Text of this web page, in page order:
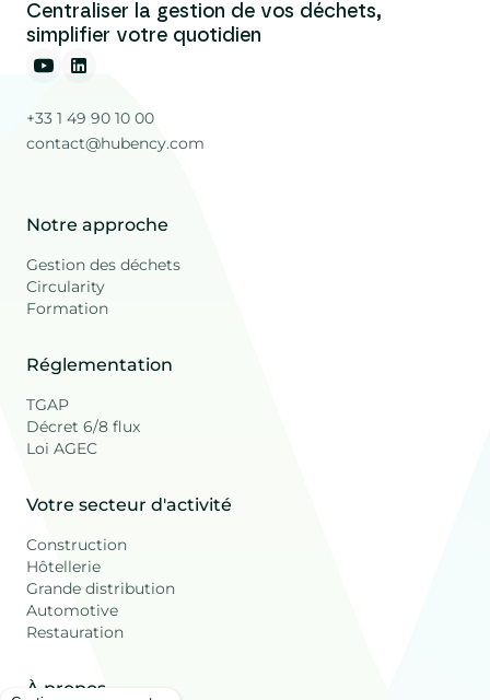
Centraliser la gestion de vos déchets,
simplifier votre quotidien
+33 1 49 90 10 00
contact@hubency.com
Notre approche
Gestion des déchets
Circularity
Formation
Réglementation
TGAP
Décret 6/8 flux
Loi AGEC
Votre secteur d'activité
Construction
Hôtellerie
Grande distribution
Automotive
Restauration
À propos